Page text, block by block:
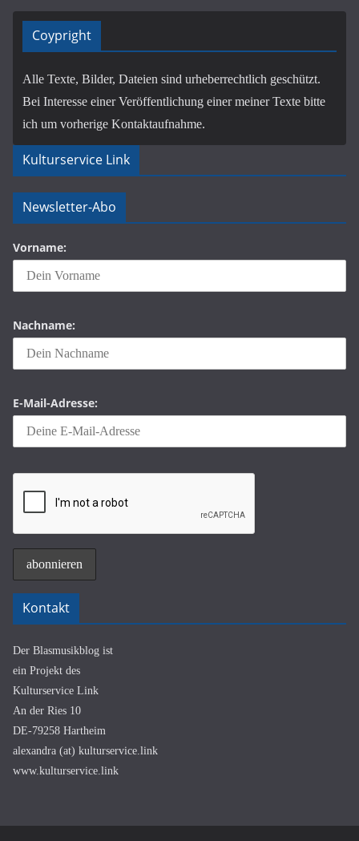
Coypright
Alle Texte, Bilder, Dateien sind urheberrechtlich geschützt.
Bei Interesse einer Veröffentlichung einer meiner Texte bitte
ich um vorherige Kontaktaufnahme.
Kulturservice Link
Newsletter-Abo
Vorname:
Nachname:
E-Mail-Adresse:
Kontakt
Der Blasmusikblog ist
ein Projekt des
Kulturservice Link
An der Ries 10
DE-79258 Hartheim
alexandra (at) kulturservice.link
www.kulturservice.link